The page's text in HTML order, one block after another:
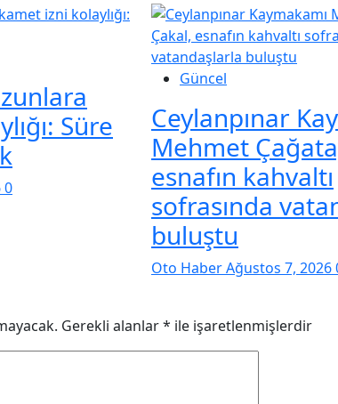
Süre
0
Güncel
Ceylanpınar
Mehmet
esnafın kahvaltı
sofrasında
buluştu
Oto HaberAğustos 7, 2026
Gerekli alanlar* ile işaretlenmişlerdir